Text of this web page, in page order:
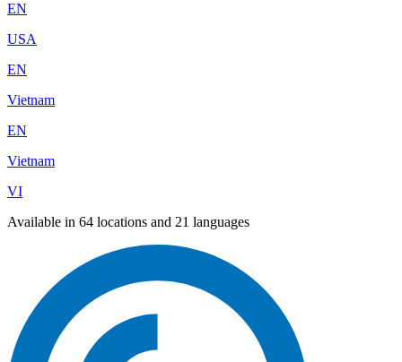
EN
USA
EN
Vietnam
EN
Vietnam
VI
Available in 64 locations and 21 languages